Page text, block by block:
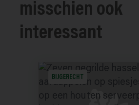
misschien ook
interessant
BIJGERECHT